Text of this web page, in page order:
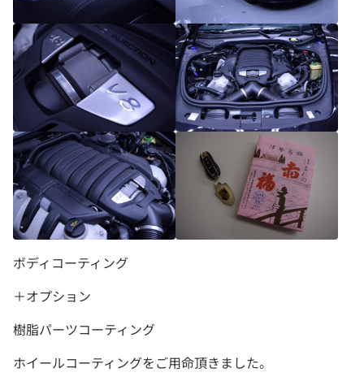
ボディコーティング
＋オプション
樹脂パーツコーティング
ホイールコーティングをご用命頂きました。